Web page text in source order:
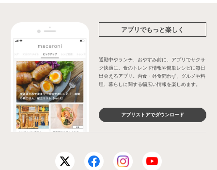
アプリでもっと楽しく
通勤中やランチ、おやすみ前に、アプリでサクサ
ク快適に。食のトレンド情報や簡単レシピに毎日
出会えるアプリ。内食・外食問わず、グルメや料
理、暮らしに関する幅広い情報を楽しめます。
アプリストアでダウンロード